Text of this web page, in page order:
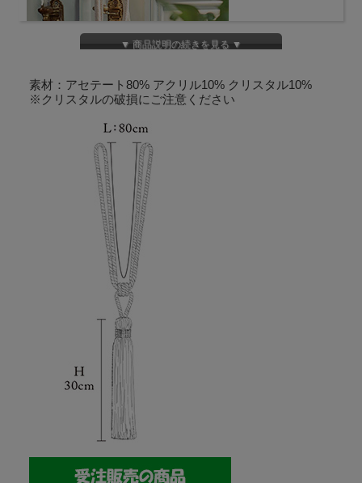
▼ 商品説明の続きを見る ▼
素材：アセテート80% アクリル10% クリスタル10%
※クリスタルの破損にご注意ください